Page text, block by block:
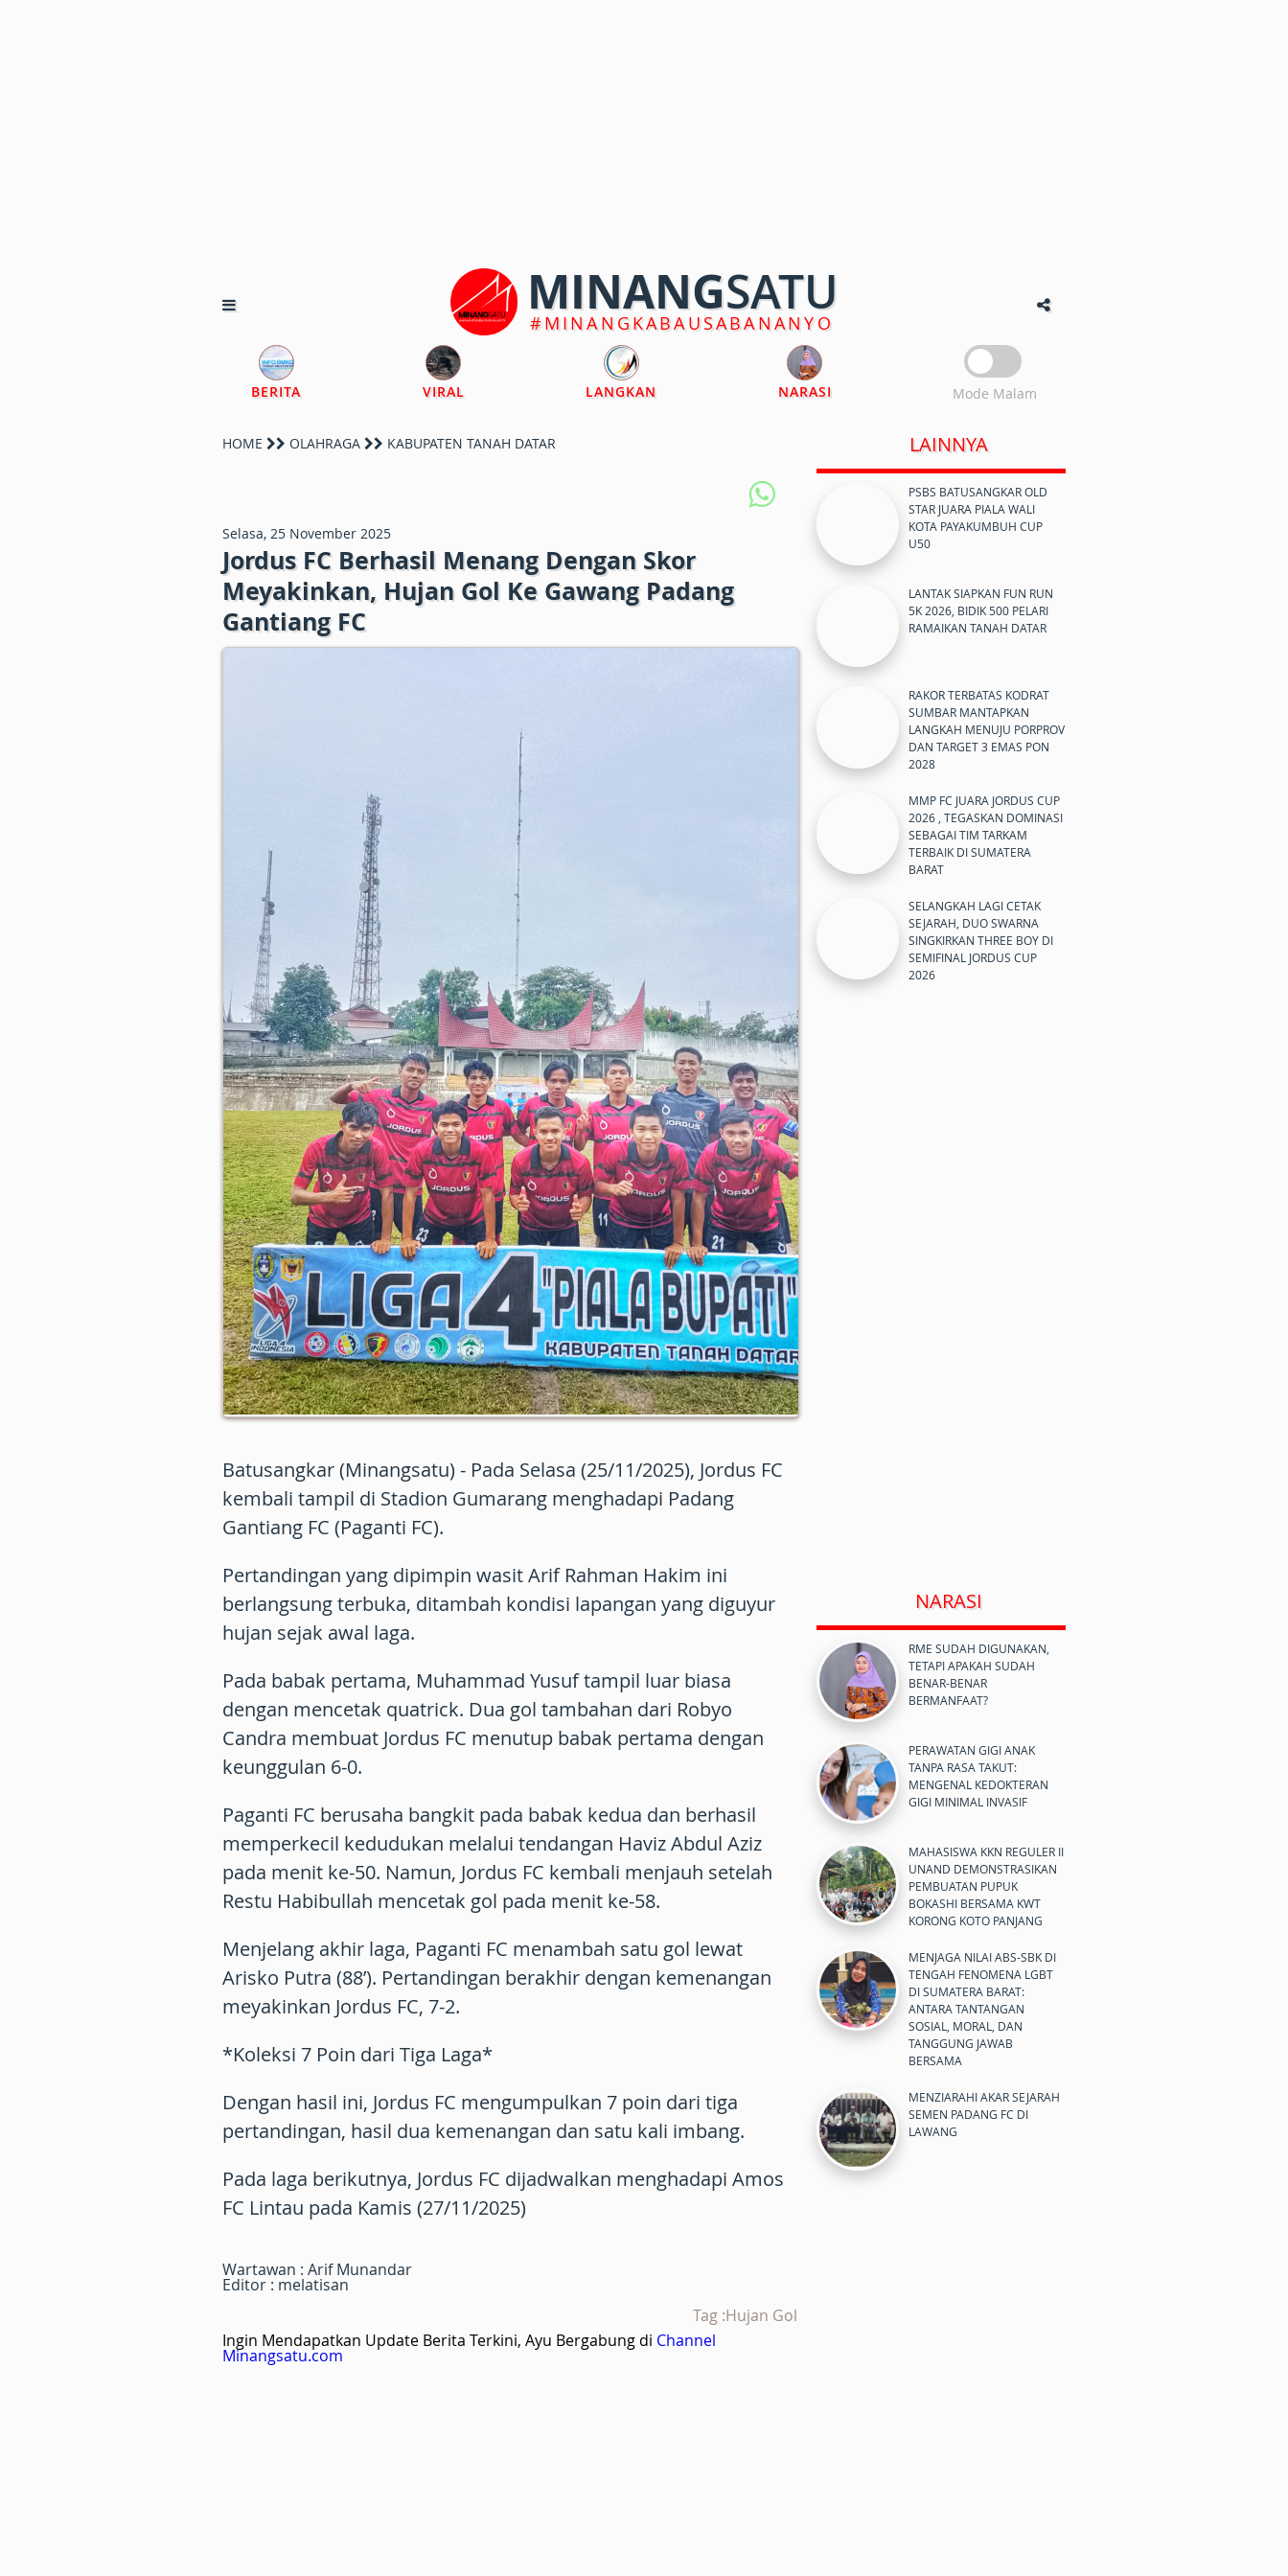
MINANGSATU
#MINANGKABAUSABANANYO
BERITA VIRAL LANGKAN NARASI Mode Malam
HOME OLAHRAGA KABUPATEN TANAH DATAR
Selasa, 25 November 2025
Jordus FC Berhasil Menang Dengan Skor
Meyakinkan, Hujan Gol Ke Gawang Padang
Gantiang FC
Batusangkar (Minangsatu) - Pada Selasa (25/11/2025), Jordus FC
kembali tampil di Stadion Gumarang menghadapi Padang
Gantiang FC (Paganti FC).
Pertandingan yang dipimpin wasit Arif Rahman Hakim ini
berlangsung terbuka, ditambah kondisi lapangan yang diguyur
hujan sejak awal laga.
Pada babak pertama, Muhammad Yusuf tampil luar biasa
dengan mencetak quatrick. Dua gol tambahan dari Robyo
Candra membuat Jordus FC menutup babak pertama dengan
keunggulan 6-0.
Paganti FC berusaha bangkit pada babak kedua dan berhasil
memperkecil kedudukan melalui tendangan Haviz Abdul Aziz
pada menit ke-50. Namun, Jordus FC kembali menjauh setelah
Restu Habibullah mencetak gol pada menit ke-58.
Menjelang akhir laga, Paganti FC menambah satu gol lewat
Arisko Putra (88’). Pertandingan berakhir dengan kemenangan
meyakinkan Jordus FC, 7-2.
*Koleksi 7 Poin dari Tiga Laga*
Dengan hasil ini, Jordus FC mengumpulkan 7 poin dari tiga
pertandingan, hasil dua kemenangan dan satu kali imbang.
Pada laga berikutnya, Jordus FC dijadwalkan menghadapi Amos
FC Lintau pada Kamis (27/11/2025)
Wartawan : Arif Munandar
Editor : melatisan
Tag :Hujan Gol
Ingin Mendapatkan Update Berita Terkini, Ayu Bergabung di Channel
Minangsatu.com
LAINNYA
PSBS BATUSANGKAR OLD
STAR JUARA PIALA WALI
KOTA PAYAKUMBUH CUP
U50
LANTAK SIAPKAN FUN RUN
5K 2026, BIDIK 500 PELARI
RAMAIKAN TANAH DATAR
RAKOR TERBATAS KODRAT
SUMBAR MANTAPKAN
LANGKAH MENUJU PORPROV
DAN TARGET 3 EMAS PON
2028
MMP FC JUARA JORDUS CUP
2026 , TEGASKAN DOMINASI
SEBAGAI TIM TARKAM
TERBAIK DI SUMATERA
BARAT
SELANGKAH LAGI CETAK
SEJARAH, DUO SWARNA
SINGKIRKAN THREE BOY DI
SEMIFINAL JORDUS CUP
2026
NARASI
RME SUDAH DIGUNAKAN,
TETAPI APAKAH SUDAH
BENAR-BENAR
BERMANFAAT?
PERAWATAN GIGI ANAK
TANPA RASA TAKUT:
MENGENAL KEDOKTERAN
GIGI MINIMAL INVASIF
MAHASISWA KKN REGULER II
UNAND DEMONSTRASIKAN
PEMBUATAN PUPUK
BOKASHI BERSAMA KWT
KORONG KOTO PANJANG
MENJAGA NILAI ABS-SBK DI
TENGAH FENOMENA LGBT
DI SUMATERA BARAT:
ANTARA TANTANGAN
SOSIAL, MORAL, DAN
TANGGUNG JAWAB
BERSAMA
MENZIARAHI AKAR SEJARAH
SEMEN PADANG FC DI
LAWANG